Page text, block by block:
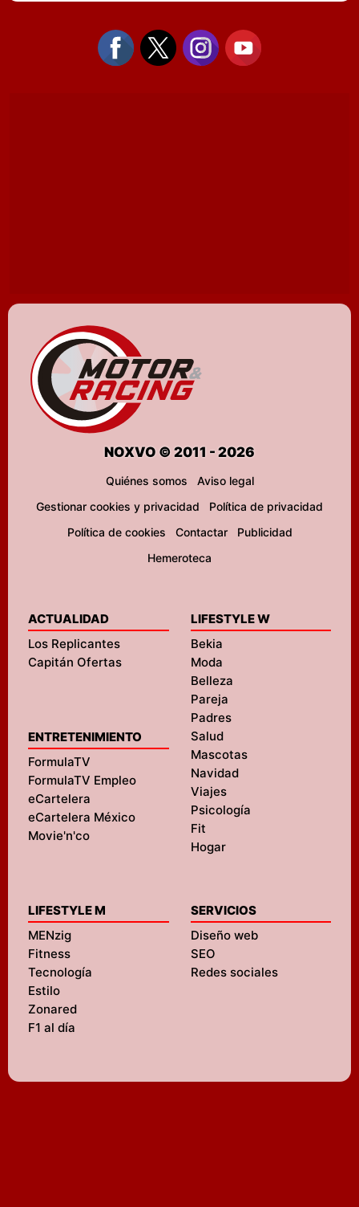
NOXVO © 2011 - 2026
Quiénes somos
Aviso legal
Gestionar cookies y privacidad
Política de privacidad
Política de cookies
Contactar
Publicidad
Hemeroteca
ACTUALIDAD
Los Replicantes
Capitán Ofertas
ENTRETENIMIENTO
FormulaTV
FormulaTV Empleo
eCartelera
eCartelera México
Movie'n'co
LIFESTYLE W
Bekia
Moda
Belleza
Pareja
Padres
Salud
Mascotas
Navidad
Viajes
Psicología
Fit
Hogar
LIFESTYLE M
MENzig
Fitness
Tecnología
Estilo
Zonared
F1 al día
SERVICIOS
Diseño web
SEO
Redes sociales